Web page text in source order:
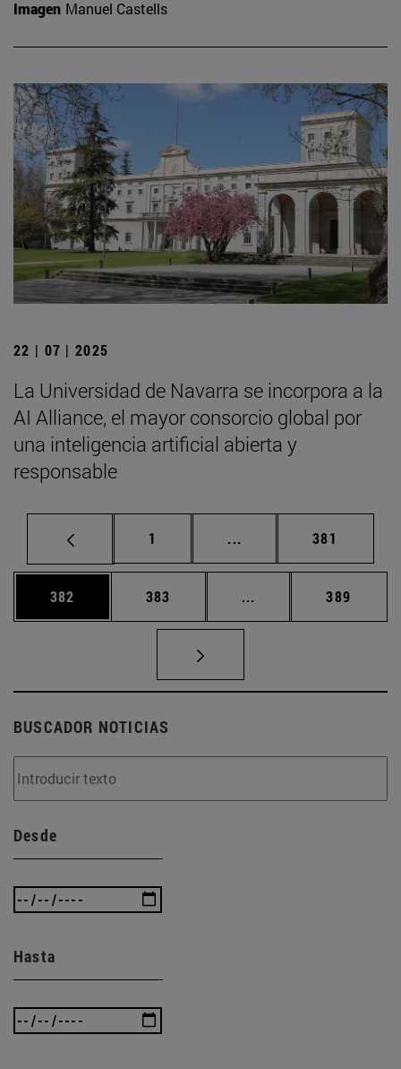
Imagen Manuel Castells
22 | 07 | 2025
La Universidad de Navarra se incorpora a la
AI Alliance, el mayor consorcio global por
una inteligencia artificial abierta y
responsable
Página
1 ... Páginas intermedias
Página
381
Página
382 Página
383 ... Páginas intermedias
Página
389
BUSCADOR NOTICIAS
Desde
Hasta